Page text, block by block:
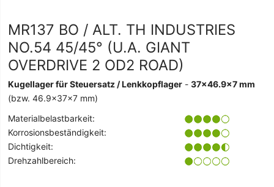
MR137 BO / ALT. TH INDUSTRIES
NO.54 45/45° (U.A. GIANT
OVERDRIVE 2 OD2 ROAD)
Kugellager für Steuersatz / Lenkkopflager -37x46.9x7 mm
(bzw. 46.9x37x7 mm)
Materialbelastbarkeit:
Korrosionsbeständigkeit:
Dichtigkeit:
Drehzahlbereich: